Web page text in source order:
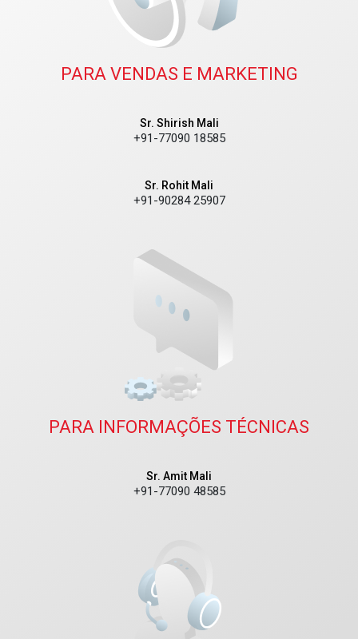
PARA VENDAS E MARKETING
Sr. Shirish Mali
+91-77090 18585
Sr. Rohit Mali
+91-90284 25907
PARA INFORMAÇÕES TÉCNICAS
Sr. Amit Mali
+91-77090 48585